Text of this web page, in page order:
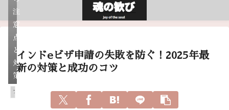
インドeビザ申請の失敗を防ぐ！2025年最
新の対策と成功のコツ
アガスティアの葉
注
意
点
と
対
策